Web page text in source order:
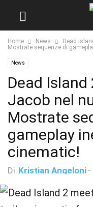
Home News
Dead
Mostrate sequenze di
News
Dead
Jacob nel
Mostrate
gameplay
cinematic!
Di Kristian Angeloni -